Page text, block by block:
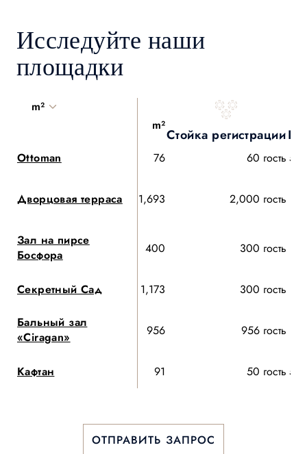
Исследуйте наши
площадки
m²
m²
Стойка регистрации
Ottoman 76 60 гость 50
Дворцовая терраса 1,693 2,000 гость
Зал на пирсе
Босфора
400 300 гость
Секретный Сад 1,173 300 гость
Бальный зал
«Ciragan»
956 956 гость
Кафтан 91 50 гость 50
ОТПРАВИТЬ ЗАПРОС